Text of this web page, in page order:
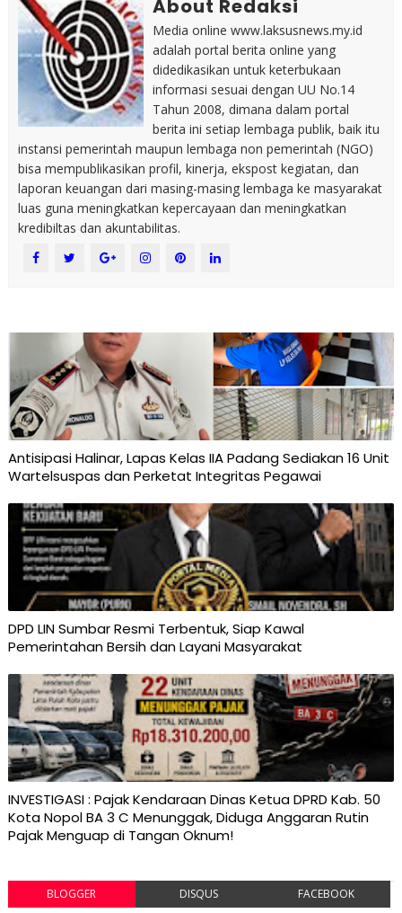
About Redaksi
Media online www.laksusnews.my.id
adalah portal berita online yang
didedikasikan untuk keterbukaan
informasi sesuai dengan UU No.14
Tahun 2008, dimana dalam portal
berita ini setiap lembaga publik, baik itu
instansi pemerintah maupun lembaga non pemerintah (NGO)
bisa mempublikasikan profil, kinerja, ekspost kegiatan, dan
laporan keuangan dari masing-masing lembaga ke masyarakat
luas guna meningkatkan kepercayaan dan meningkatkan
kredibiltas dan akuntabilitas.
Antisipasi Halinar, Lapas Kelas IIA Padang Sediakan 16 Unit
Wartelsuspas dan Perketat Integritas Pegawai
DPD LIN Sumbar Resmi Terbentuk, Siap Kawal
Pemerintahan Bersih dan Layani Masyarakat
INVESTIGASI : Pajak Kendaraan Dinas Ketua DPRD Kab. 50
Kota Nopol BA 3 C Menunggak, Diduga Anggaran Rutin
Pajak Menguap di Tangan Oknum!
BLOGGER DISQUS FACEBOOK